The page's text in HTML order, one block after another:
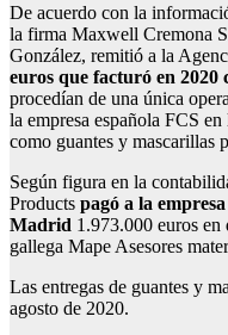
De acuerdo con la
la firma Maxwell Cremona
González, remitió a la
euros que facturó en 2020
procedían de una única
la empresa española FCS
como guantes y mascarillas
Según figura en la
Products pagó a la
Madrid 1.973.000 euros
gallega Mape Asesores
Las entregas de guantes y
agosto de 2020.